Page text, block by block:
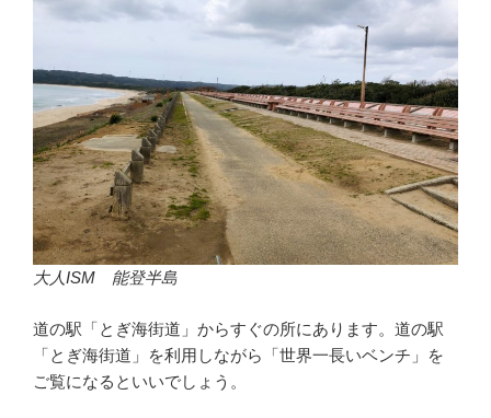
大人ISM 能登半島
道の駅「とぎ海街道」からすぐの所にあります。道の駅
「とぎ海街道」を利用しながら「世界一長いベンチ」を
ご覧になるといいでしょう。